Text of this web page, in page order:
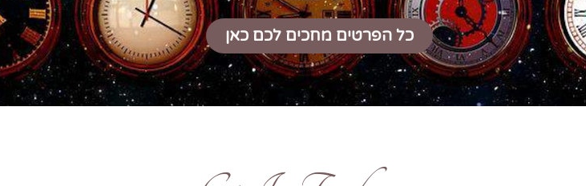
כל הפרטים מחכים לכם כאן